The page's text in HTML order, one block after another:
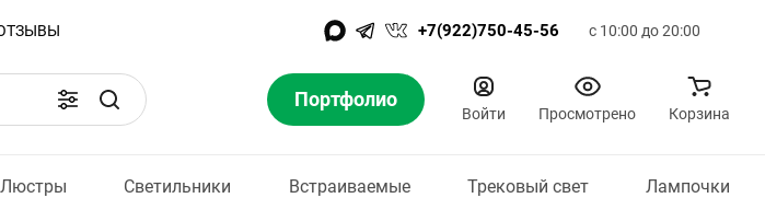
+7(922)750-45-56 с 10:00 до 20:00
Портфолио
Войти Просмотрено Корзина
Люстры Светильники Встраиваемые Трековый свет Лампочки